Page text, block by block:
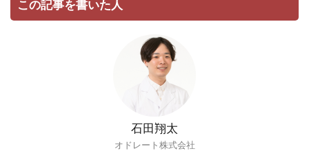
この記事を書いた人
石田翔太
オドレート株式会社